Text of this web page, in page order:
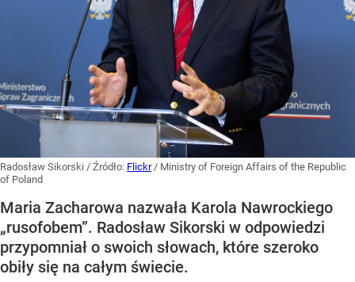
Radosław Sikorski / Źródło: Flickr / Ministry of Foreign Affairs of the Republic
of Poland
Maria Zacharowa nazwała Karola Nawrockiego
„rusofobem”. Radosław Sikorski w odpowiedzi
przypomniał o swoich słowach, które szeroko
obiły się na całym świecie.